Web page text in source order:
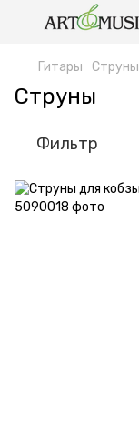
Гитары Струны
Струны
Фильтр